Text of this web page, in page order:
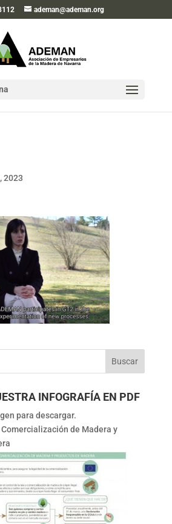
ademan@ademan.org
2023
INFOGRAFÍA EN PDF
para descargar.
de Madera y